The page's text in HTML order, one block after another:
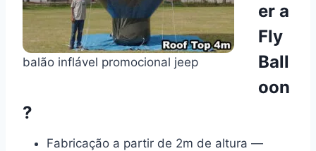
balão inflável promocional jeep
er a
Fly
Ball
oon
?
Fabricação a partir de 2m de altura —